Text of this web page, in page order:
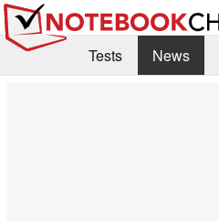
Tests News